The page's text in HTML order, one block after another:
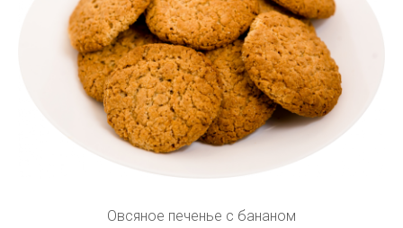
Овсяное печенье с бананом